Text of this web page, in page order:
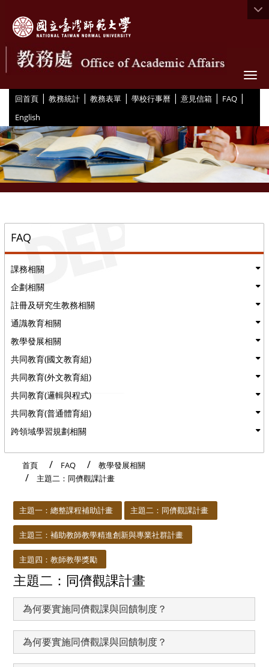
回首頁 | 教務統計 | 教務表單 | 學校行事曆 | 意見信箱 | FAQ |
English
FAQ
課務相關
企劃相關
註冊及研究生教務相關
通識教育相關
教學發展相關
共同教育(國文教育組)
共同教育(外文教育組)
共同教育(邏輯與程式)
共同教育(普通體育組)
跨領域學習規劃相關
首頁 FAQ
教學發展相關
主題二：同儕觀課計畫
主題一：總整課程補助計畫 主題二：同儕觀課計畫
主題三：補助教師教學精進創新與專業社群計畫
主題四：教師教學獎勵
主題二：同儕觀課計畫
為何要實施同儕觀課與回饋制度？
為何要實施同儕觀課與回饋制度？